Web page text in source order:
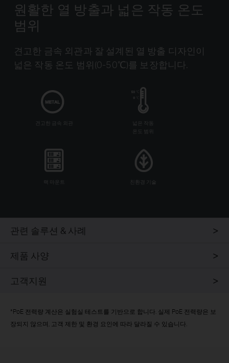
원활한 열 방출과 넓은 작동 온도
범위
견고한 금속 외관과 잘 설계된 열 방출 디자인이
넓은 작동 온도 범위(0-50℃)를 보장합니다.
견고한 금속 외관
넓은 작동
온도 범위
랙 마운트 친환경 기술
관련 솔루션 & 사례
제품 사양
고객지원
*PoE 전력량 계산은 실험실 테스트를 기반으로 합니다. 실제 PoE 전력량은 보
장되지 않으며, 고객 제한 및 환경 요인에 따라 달라질 수 있습니다.